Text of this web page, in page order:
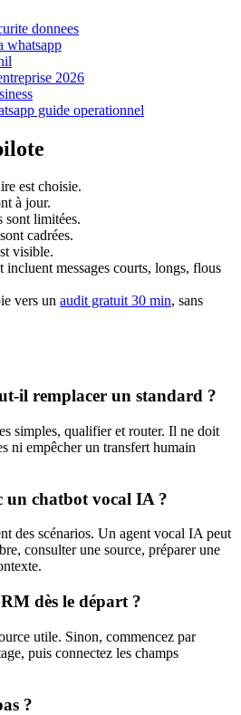
donnees
whatsapp
2026
guide operationnel
est choisie.
à jour.
sont limitées.
cadrées.
visible.
incluent messages courts, longs, flous
vers un audit gratuit 30 min, sans
il remplacer un standard ?
simples, qualifier et router. Il ne doit
ni empêcher un transfert humain
un chatbot vocal IA ?
des scénarios. Un agent vocal IA peut
consulter une source, préparer une
dès le départ ?
utile. Sinon, commencez par
puis connectez les champs
?